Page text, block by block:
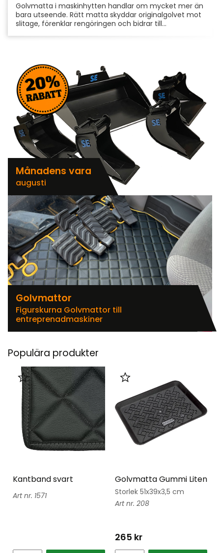
Golvmatta i maskinhytten handlar om mycket mer än
bara utseende. Rätt matta skyddar originalgolvet mot
slitage, förenklar rengöringen och bidrar till...
Månadens vara
augusti
Golvmattor
Figurskurna Golvmattor till
entreprenadmaskiner
Populära produkter
Kantband svart
1571
Lägg till i favoriter
Golvmatta Gummi Liten
Storlek 51x39x3,5 cm
208
265 kr
Lägg till i favoriter